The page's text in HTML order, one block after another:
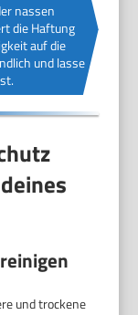
nassen
die Haftung
auf die
und lasse
und trockene